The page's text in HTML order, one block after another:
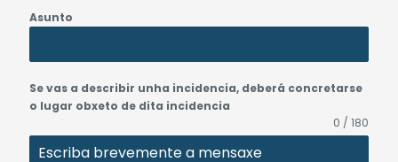
Asunto
Se vas a describir unha incidencia, deberá concretarse
o lugar obxeto de dita incidencia
0 / 180